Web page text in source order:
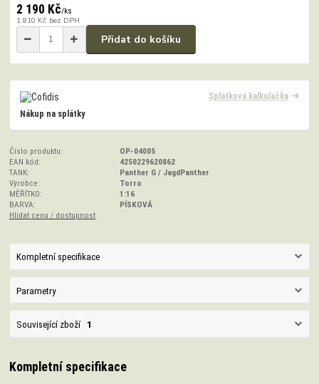
2 190 Kč/ks
1 810 Kč bez DPH
Přidat do košíku
Splátková kalkulačka
Nákup na splátky
Číslo produktu:
OP-04005
EAN kód:
4250229620862
TANK:
Panther G / JagdPanther
Výrobce:
Torro
MĚŘÍTKO:
1:16
BARVA:
PÍSKOVÁ
Hlídat cenu / dostupnost
Kompletní specifikace
Parametry
Související zboží 1
Kompletní specifikace